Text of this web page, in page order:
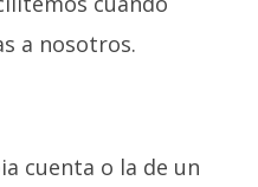
a nosotros.
cuenta o la de un